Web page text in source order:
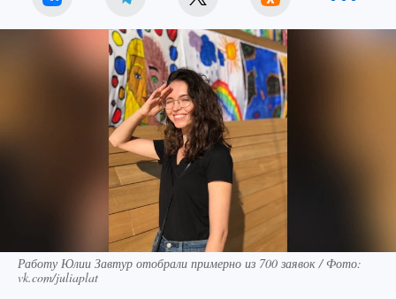
Работу Юлии Завтур отобрали примерно из 700 заявок / Фото:
vk.com/juliaplat